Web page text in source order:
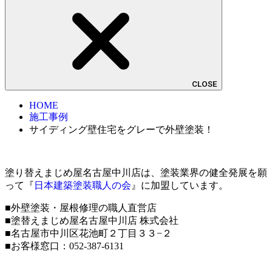
CLOSE
HOME
施工事例
サイディング壁住宅をグレーで外壁塗装！
塗り替えまじめ屋名古屋中川店は、塗装業界の健全発展を願
って『 日本建築塗装職人の会 』に加盟しています。
■外壁塗装・屋根修理の職人直営店
■塗替えまじめ屋名古屋中川店 株式会社
■名古屋市中川区花池町２丁目３３−２
■お客様窓口：052-387-6131